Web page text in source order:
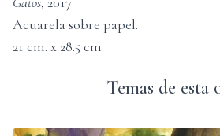
Acuarela sobre papel.
21 cm. x 28.5 cm.
Temas de esta